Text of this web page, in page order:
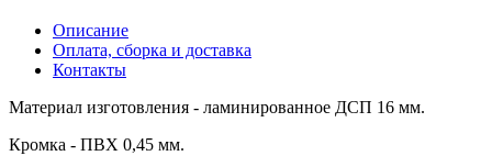
Описание
Оплата, сборка и доставка
Контакты
Материал изготовления - ламинированное ДСП 16 мм.
Кромка - ПВХ 0,45 мм.